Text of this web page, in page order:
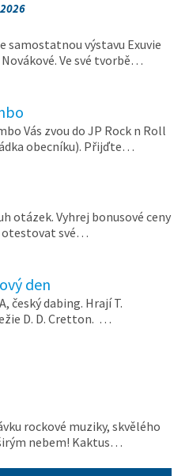
samostatnou výstavu Exuvie
Ve své tvorbě…
Vás zvou do JP Rock n Roll
obecníku). Přijďte…
otázek. Vyhrej bonusové ceny
otestovat své…
den
český dabing. Hrají T.
D. D. Cretton. …
rockové muziky, skvělého
nebem! Kaktus…